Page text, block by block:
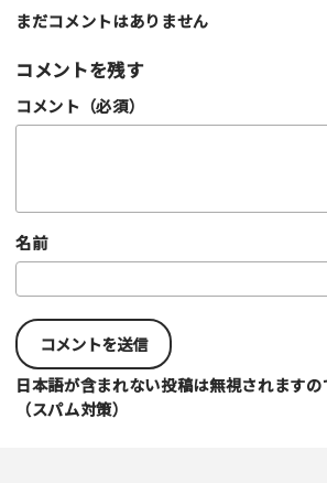
まだコメントはありません
コメントを残す
コメント（必須）
名前
日本語が含まれない投稿は無視されますの
（スパム対策）